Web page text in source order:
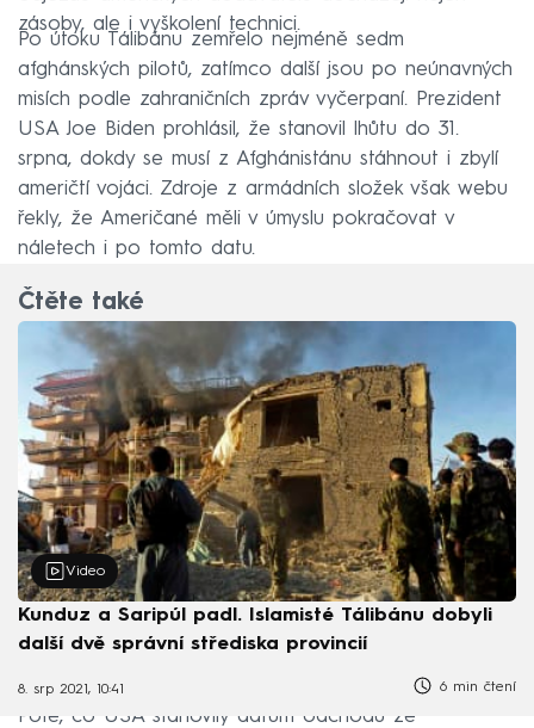
zásoby, ale i vyškolení technici.
Po útoku Tálibánu zemřelo nejméně sedm
afghánských pilotů, zatímco další jsou po neúnavných
misích podle zahraničních zpráv vyčerpaní. Prezident
USA Joe Biden prohlásil, že stanovil lhůtu do 31.
srpna, dokdy se musí z Afghánistánu stáhnout i zbylí
američtí vojáci. Zdroje z armádních složek však webu
řekly, že Američané měli v úmyslu pokračovat v
náletech i po tomto datu.
Čtěte také
Video
Kunduz a Saripúl padl. Islamisté Tálibánu dobyli
další dvě správní střediska provincií
8. srp 2021, 10:41 6 min čtení
Poté, co USA stanovily datum odchodu ze